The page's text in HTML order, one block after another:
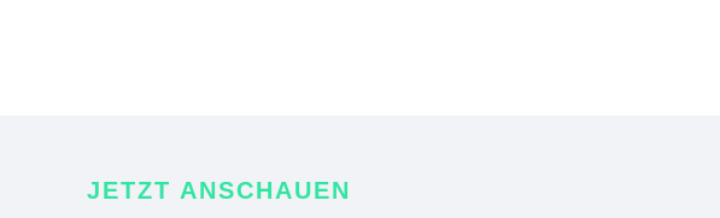
JETZT ANSCHAUEN